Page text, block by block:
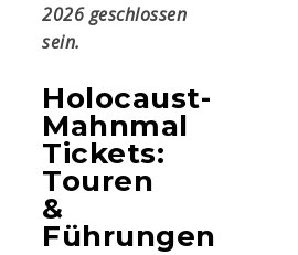
2026geschlossen
sein.
Holocaust-
Mahnmal
Tickets:
Touren
&
Führungen